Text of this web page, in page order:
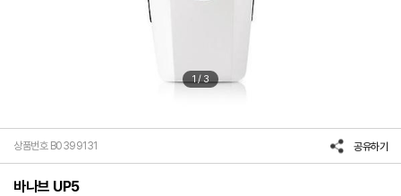
1/3
상품번호 B0399131 공유하기
바나브 UP5